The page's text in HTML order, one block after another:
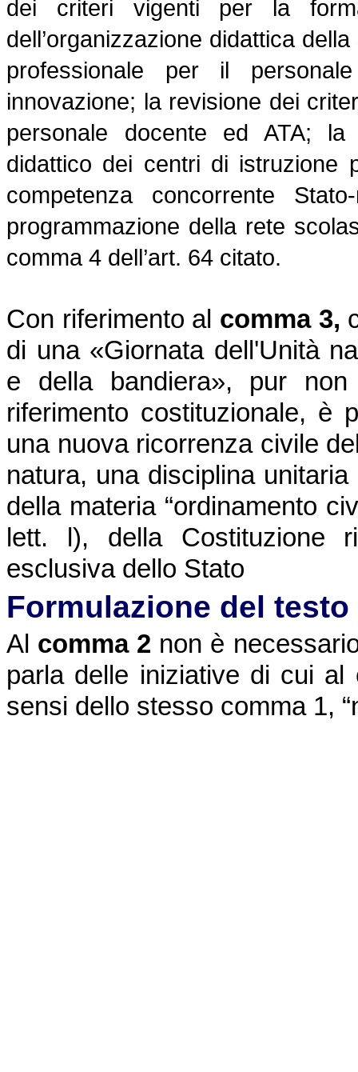
dei criteri vigenti per la
dell’organizzazione didattica
professionale per il
innovazione; la revisione dei
personale docente ed ATA; la
didattico dei centri di istruzione
competenza concorrente
programmazione della rete
comma 4 dell’art. 64 citato.
Con riferimento al comma 3,
di una «Giornata dell'Unità
e della bandiera», pur non
riferimento costituzionale, è
una nuova ricorrenza civile
natura, una disciplina
della materia “ordinamento
lett. l), della Costituzione
esclusiva dello Stato
Formulazione del testo
Al comma 2 non è
parla delle iniziative di cui
sensi dello stesso comma 1,